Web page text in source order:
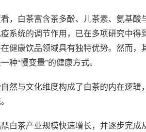
，白茶富含茶多酚、儿茶素、氨基
系统的调节作用，已在多项研究中
健康饮品领域具有独特优势。然而，
种“慢变量”的健康方式。
然与文化维度构成了白茶的内在逻
白茶产业规模快速增长，并逐步完